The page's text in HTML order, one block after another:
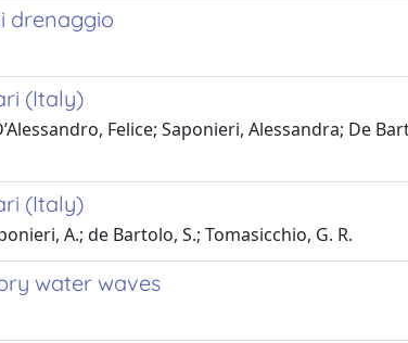
drenaggio
(Italy)
Felice; Saponieri, Alessandra; De
(Italy)
A.; de Bartolo, S.; Tomasicchio, G. R.
water waves